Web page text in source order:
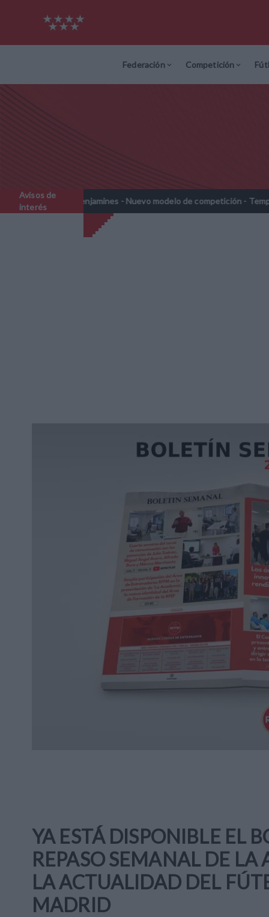
Federación Competición
Avisos de
interés
- Nuevo modelo de competición - Temporada 2026-2027
YA ESTÁ DISPONIBLE EL
REPASO SEMANAL DE
LA ACTUALIDAD DEL
MADRID